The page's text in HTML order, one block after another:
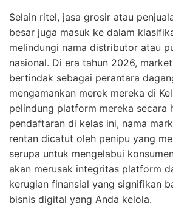
Selain ritel, jasa grosir atau
besar juga masuk ke dalam
melindungi nama distributor atau
nasional. Di era tahun 2026,
bertindak sebagai perantara
mengamankan merek mereka di
pelindung platform mereka secara
pendaftaran di kelas ini, nama
rentan dicatut oleh penipu yang
serupa untuk mengelabui
akan merusak integritas platform
kerugian finansial yang signifikan
bisnis digital yang Anda kelola.